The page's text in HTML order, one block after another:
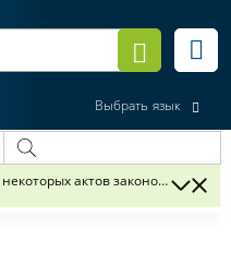
Выбрать язык
актов